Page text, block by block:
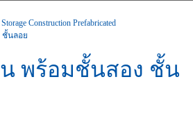
Construction Prefabricated
ชั้นลอย
น พร้อมชั้นสอง ชั้น